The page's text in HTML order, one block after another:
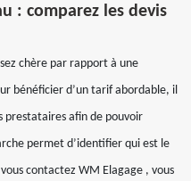
: comparez les devis
chère par rapport à une
bénéficier d’un tarif abordable, il
prestataires afin de pouvoir
permet d’identifier qui est le
contactez WM Elagage , vous